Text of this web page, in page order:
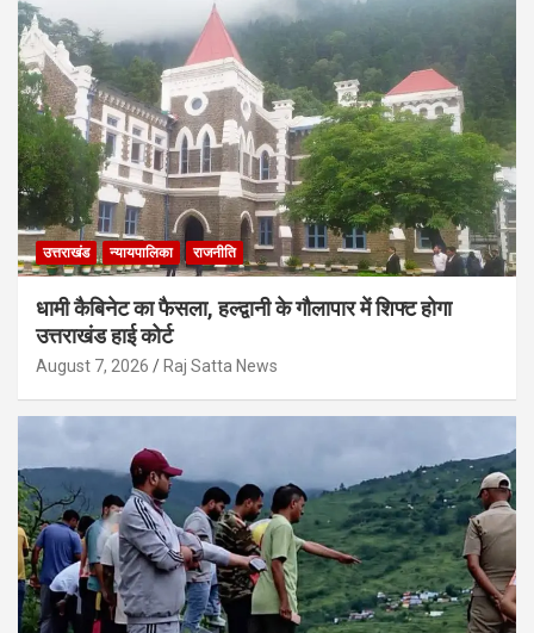
उत्तराखंड न्यायपालिका राजनीति
धामी कैबिनेट का फैसला, हल्द्वानी के गौलापार में शिफ्ट होगा
उत्तराखंड हाई कोर्ट
August 7, 2026 Raj Satta News